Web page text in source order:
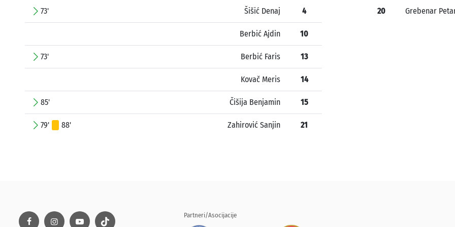
73' Šišić Denaj 4
Berbić Ajdin 10
73' Berbić Faris 13
Kovač Meris 14
85' Čišija Benjamin 15
79' 88' Zahirović Sanjin 21
20 Grebenar
Partneri/Asocijacije